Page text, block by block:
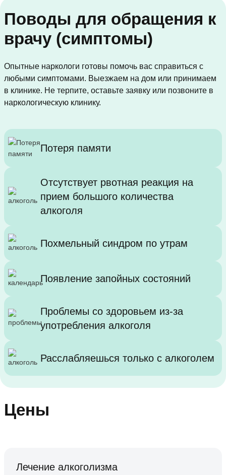
Поводы для обращения к
врачу (симптомы)
Опытные наркологи готовы помочь вас справиться с
любыми симптомами. Выезжаем на дом или принимаем
в клинике. Не терпите, оставьте заявку или позвоните в
наркологическую клинику.
Потеря памяти
Отсутствует рвотная реакция на
прием большого количества
алкоголя
Похмельный синдром по утрам
Появление запойных состояний
Проблемы со здоровьем из-за
употребления алкоголя
Расслабляешься только с алкоголем
Цены
Лечение алкоголизма